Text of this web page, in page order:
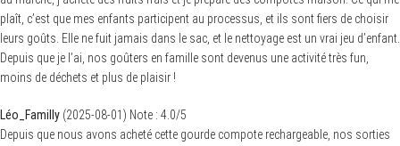
plaît, c’est que mes enfants participent au processus, et ils sont fiers de choisir
leurs goûts. Elle ne fuit jamais dans le sac, et le nettoyage est un vrai jeu d’enfant.
Depuis que je l’ai, nos goûters en famille sont devenus une activité très fun,
moins de déchets et plus de plaisir !
Léo_Familly (2025-08-01) Note : 4.0/5
Depuis que nous avons acheté cette gourde compote rechargeable, nos sorties